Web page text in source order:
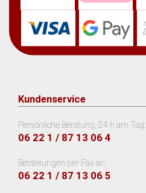
Kundenservice
Persönliche Beratung, 24 h am Tag:
06 22 1 / 87 13 06 4
Bestellungen per Fax an:
06 22 1 / 87 13 06 5